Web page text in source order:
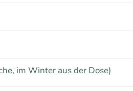
im Winter aus der Dose)